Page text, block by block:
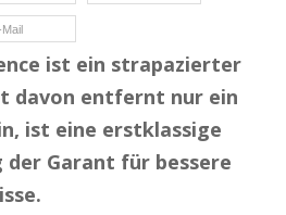
Mail
ist ein strapazierter
davon entfernt nur ein
ist eine erstklassige
der Garant für bessere